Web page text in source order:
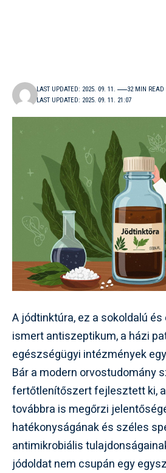
LAST UPDATED: 2025. 09. 11. 21:07
LAST UPDATED: 2025. 09. 11. 32 MIN READ
A jódtinktúra, ez a sokoldalú
ismert antiszeptikum, a házi
egészségügyi intézmények
Bár a modern orvostudomány
fertőtlenítőszert fejlesztett ki,
továbbra is megőrzi
hatékonyságának és széles
antimikrobiális
jódoldat nem csupán egy